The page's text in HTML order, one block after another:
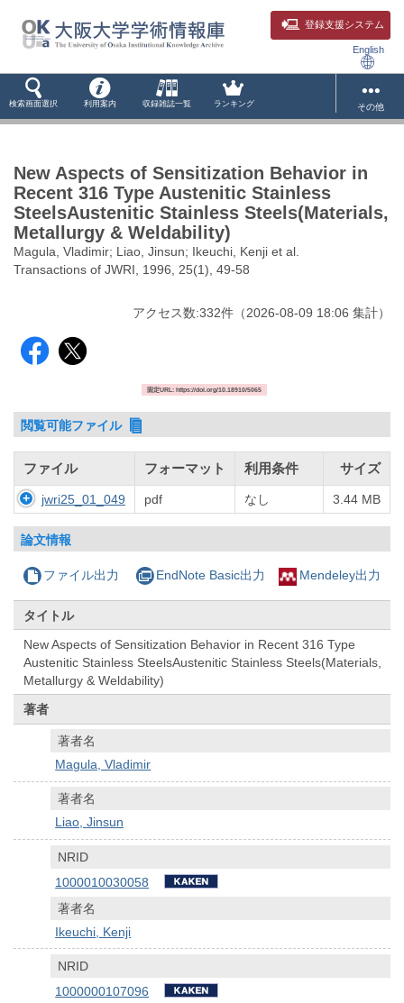
登録支援システム
English
検索画面選択 利用案内 収録雑誌一覧 ランキング その他
New Aspects of Sensitization Behavior in
Recent 316 Type Austenitic Stainless
SteelsAustenitic Stainless Steels(Materials,
Metallurgy & Weldability)
Magula, Vladimir; Liao, Jinsun; Ikeuchi, Kenji et al.
Transactions of JWRI, 1996, 25(1), 49-58
アクセス数:332件 （2026-08-09 18:06 集計）
固定URL: https://doi.org/10.18910/5065
閲覧可能ファイル
ファイル フォーマット 利用条件 サイズ
jwri25_01_049 pdf なし 3.44 MB
論文情報
ファイル出力 EndNote Basic出力 Mendeley出力
タイトル
New Aspects of Sensitization Behavior in Recent 316 Type
Austenitic Stainless SteelsAustenitic Stainless Steels(Materials,
Metallurgy & Weldability)
著者
著者名
Magula, Vladimir
著者名
Liao, Jinsun
NRID
1000010030058
著者名
Ikeuchi, Kenji
NRID
1000000107096